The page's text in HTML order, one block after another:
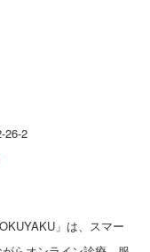
26-2
」は、スマー